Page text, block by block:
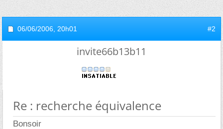
06/06/2006, 20h01 #2
invite66b13b11
Re : recherche équivalence
Bonsoir